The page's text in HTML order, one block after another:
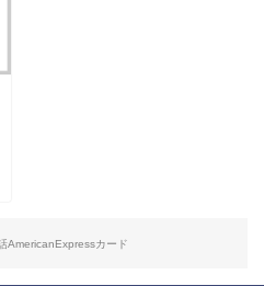
AmericanExpressカード